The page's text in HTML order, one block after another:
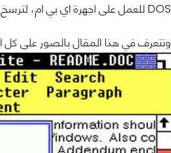
DOS للعمل على اجهرة اي بي ام، لترسخ نفسها كشركة سوفتوير.
ونتعرف في هذا المقال بالصور على كل